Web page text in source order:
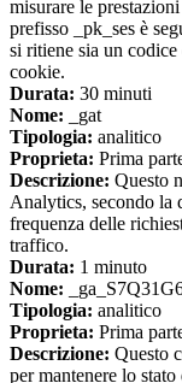
misurare le
prefisso _pk_ses è
si ritiene sia un
cookie.
Durata: 30 minuti
Nome: _gat
Tipologia: analitico
Proprieta: Prima
Descrizione: Questo
Analytics, secondo la
frequenza delle
traffico.
Durata: 1 minuto
Nome:
Tipologia: analitico
Proprieta: Prima
Descrizione: Questo
per mantenere lo stato